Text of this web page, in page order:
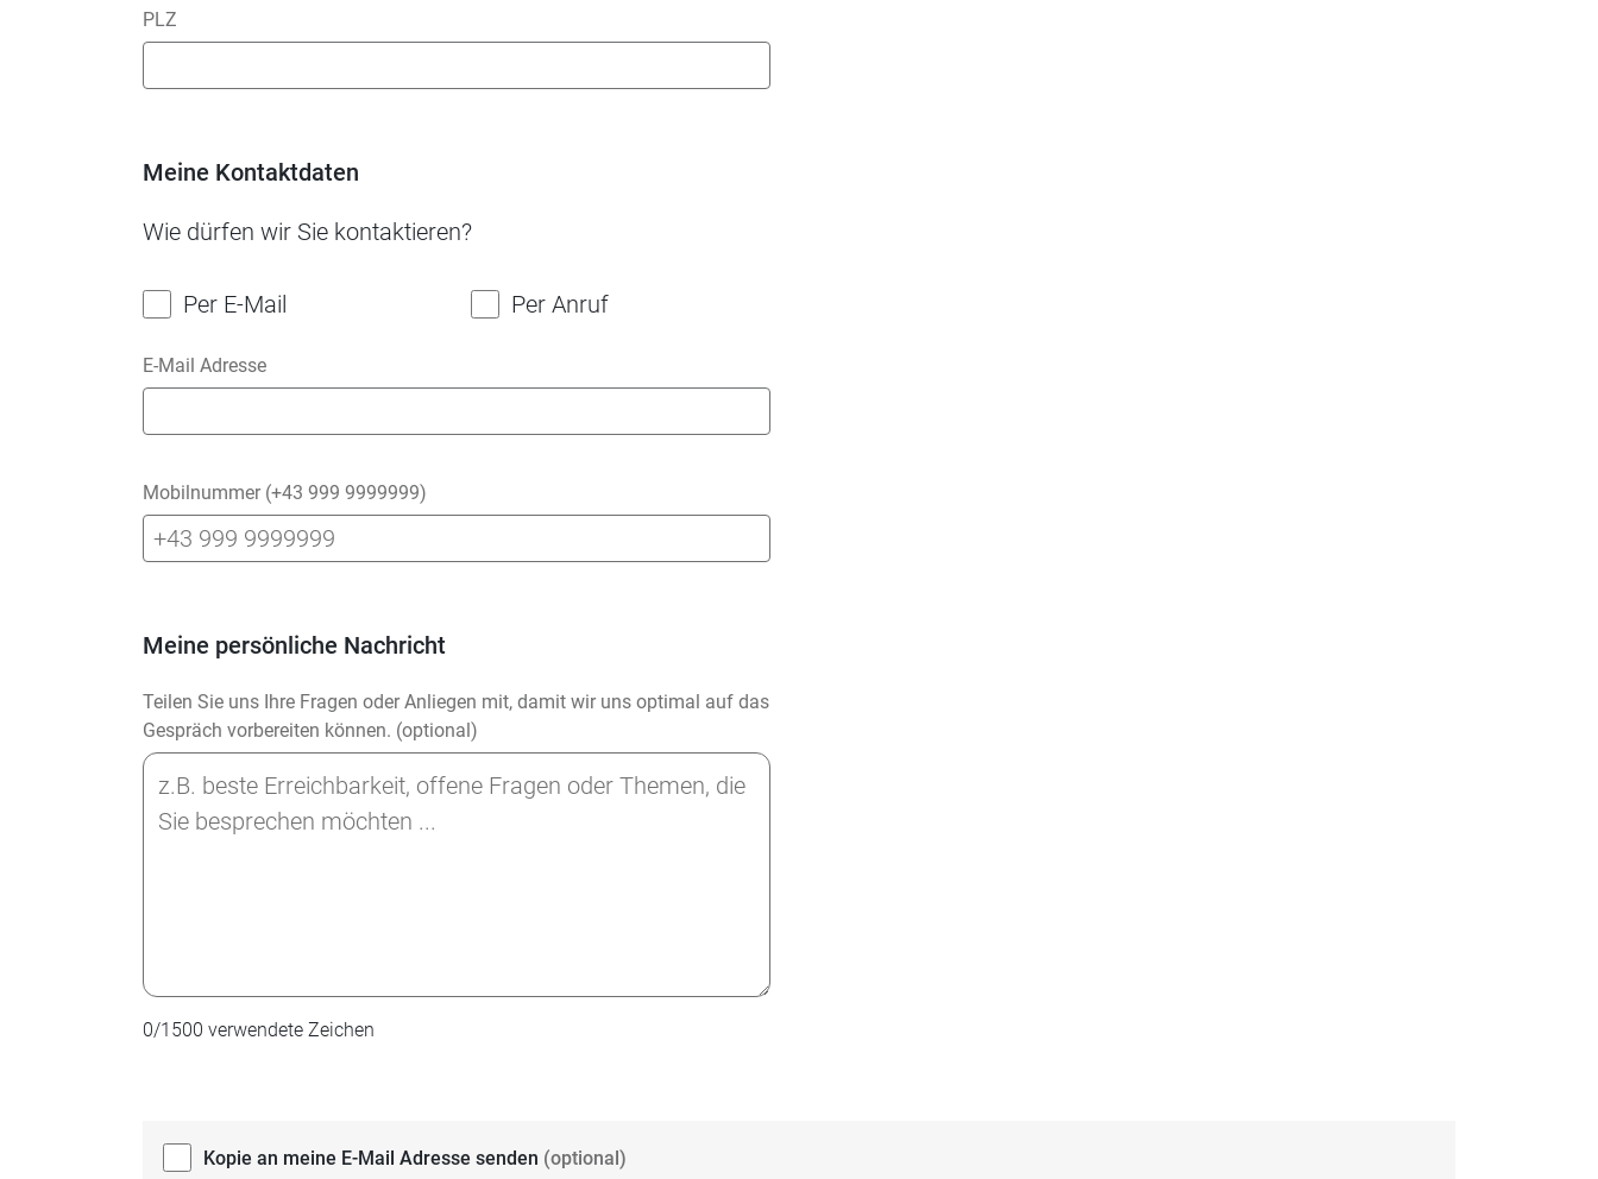
PLZ
Meine Kontaktdaten
Wie dürfen wir Sie kontaktieren?
Per E-Mail Per Anruf
E-Mail Adresse
Mobilnummer (+43 999 9999999)
Meine persönliche Nachricht
Teilen Sie uns Ihre Fragen oder Anliegen mit, damit wir uns optimal auf das
Gespräch vorbereiten können. (optional)
0/1500 verwendete Zeichen
Kopie an meine E-Mail Adresse senden (optional)